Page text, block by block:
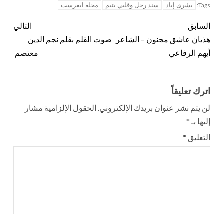
Tags: بشرى إياد سند رحل وقلبي يتيم مجلة ايفرست
السابق
هذيان عاشق مجنون – الشاعر
أيهم الرفاعي
التالي
صوت القلم بقلم نجم الدين
معتصم
اترك تعليقاً
لن يتم نشر عنوان بريدك الإلكتروني. الحقول الإلزامية مشار
إليها بـ *
التعليق *